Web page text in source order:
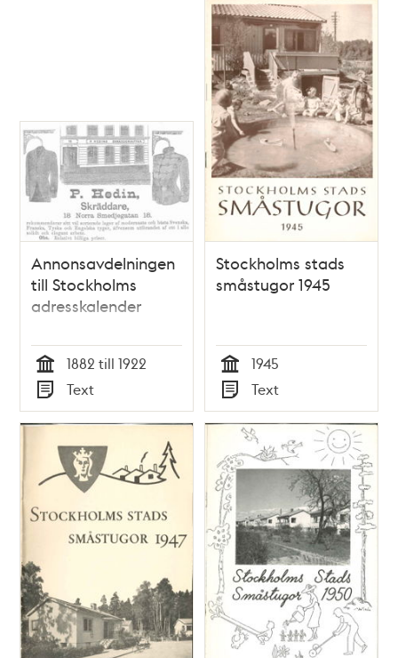
Annonsavdelningen
till Stockholms
adresskalender
Tid
1882 till 1922
Typ
Text
Stockholms stads
småstugor 1945
Tid
1945
Typ
Text